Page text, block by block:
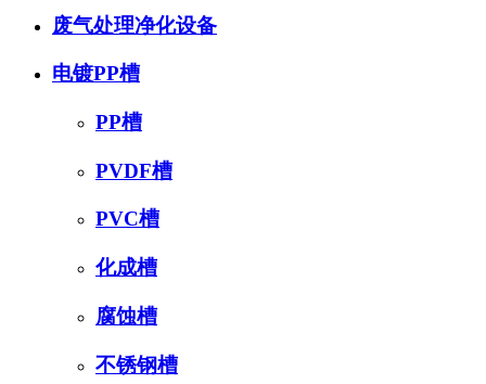
废气处理净化设备
电镀PP槽
PP槽
PVDF槽
PVC槽
化成槽
腐蚀槽
不锈钢槽